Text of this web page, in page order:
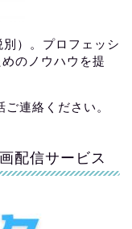
）。プロフェッシ
のノウハウを提
連絡ください。
配信サービス